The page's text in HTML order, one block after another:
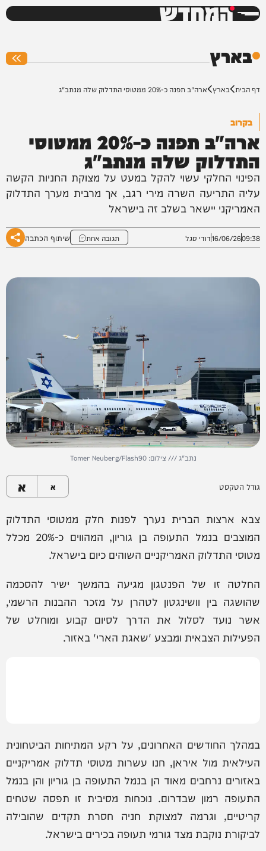
המחדש
בארץ
דף הבית בארץ ארה"ב תפנה כ-20% ממטוסי התדלוק שלה מנתב"ג
בקרוב
ארה"ב תפנה כ-20% ממטוסי
התדלוק שלה מנתב"ג
הפינוי החלקי עשוי להקל במעט על מצוקת החניות הקשה
עליה התריעה השרה מירי רגב, אך מרבית מערך התדלוק
האמריקני יישאר בשלב זה בישראל
09:38
16/06/26דודי סגל תגובה אחת שיתוף הכתבה
נתב"ג /// צילום: Tomer Neuberg/Flash90
גודל הטקסט א א
צבא ארצות הברית נערך לפנות חלק ממטוסי התדלוק
המוצבים בנמל התעופה בן גוריון, המהווים כ-20% מכלל
מטוסי התדלוק האמריקניים השוהים כיום בישראל.
החלטה זו של הפנטגון מגיעה בהמשך ישיר להסכמה
שהושגה בין וושינגטון לטהרן על מזכר ההבנות הרשמי,
אשר נועד לסלול את הדרך לסיום קבוע ומוחלט של
הפעילות הצבאית ומבצע 'שאגת הארי' באזור.
במהלך החודשים האחרונים, על רקע המתיחות הביטחונית
העילאית מול איראן, חנו עשרות מטוסי תדלוק אמריקניים
באזורים נרחבים מאוד הן בנמל התעופה בן גוריון והן בנמל
התעופה רמון שבדרום. נוכחות מסיבית זו תפסה שטחים
קריטיים, וגרמה למצוקת חניה חסרת תקדים שהובילה
לביקורת נוקבת מצד גורמי תעופה בכירים בישראל.